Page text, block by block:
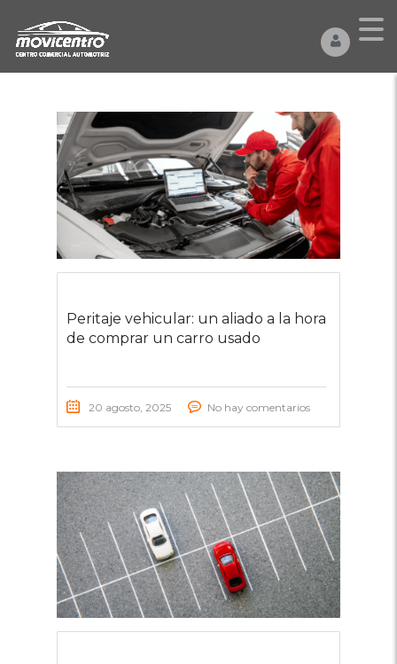
Peritaje vehicular: un aliado a la hora
de comprar un carro usado
20 agosto, 2025 No hay comentarios